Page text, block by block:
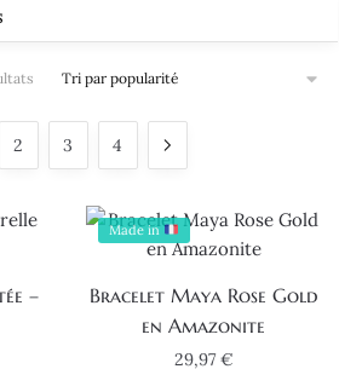
popularité
2 3 4
–
Made in
Bracelet Maya Rose Gold
en Amazonite
29,97€